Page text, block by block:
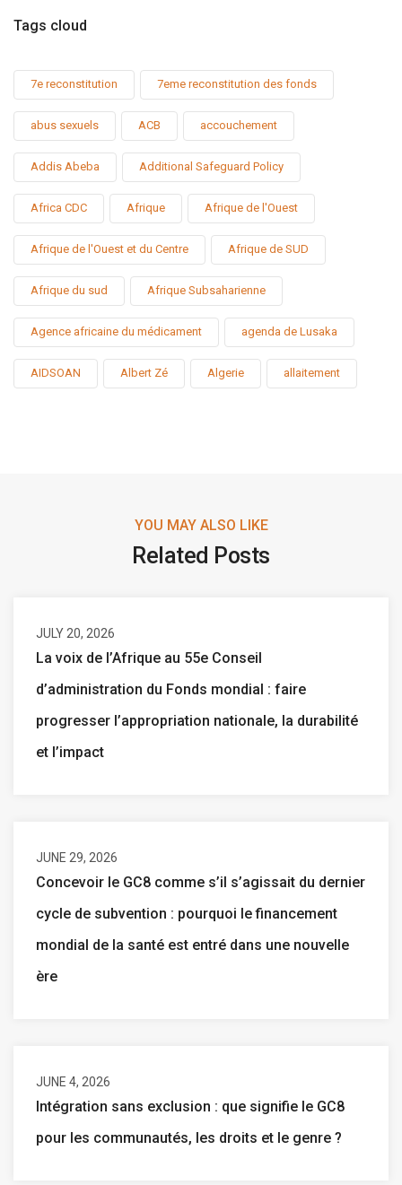
Tags cloud
7e reconstitution 7eme reconstitution des fonds
abus sexuels ACB accouchement
Addis Abeba Additional Safeguard Policy
Africa CDC Afrique Afrique de l'Ouest
Afrique de l'Ouest et du Centre Afrique de SUD
Afrique du sud Afrique Subsaharienne
Agence africaine du médicament agenda de Lusaka
AIDSOAN Albert Zé Algerie allaitement
YOU MAY ALSO LIKE
Related Posts
JULY 20, 2026
La voix de l’Afrique au 55e Conseil
d’administration du Fonds mondial : faire
progresser l’appropriation nationale, la durabilité
et l’impact
JUNE 29, 2026
Concevoir le GC8 comme s’il s’agissait du dernier
cycle de subvention : pourquoi le financement
mondial de la santé est entré dans une nouvelle
ère
JUNE 4, 2026
Intégration sans exclusion : que signifie le GC8
pour les communautés, les droits et le genre ?